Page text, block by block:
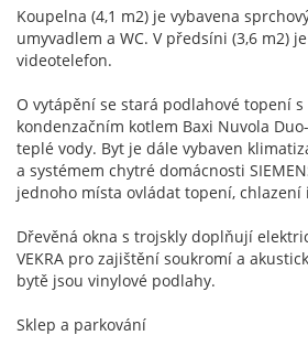
Koupelna (4,1 m2) je vybavena
umyvadlem a WC. V předsíni (3,6 m2)
videotelefon.
O vytápění se stará podlahové topení s
kondenzačním kotlem Baxi Nuvola
teplé vody. Byt je dále vybaven
a systémem chytré domácnosti
jednoho místa ovládat topení, chlazení
Dřevěná okna s trojskly doplňují
VEKRA pro zajištění soukromí a
bytě jsou vinylové podlahy.
Sklep a parkování